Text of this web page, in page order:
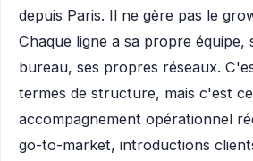
depuis Paris. Il ne gère pas le
Chaque ligne a sa propre équipe,
bureau, ses propres réseaux.
termes de structure, mais c'est
accompagnement opérationnel
go-to-market, introductions